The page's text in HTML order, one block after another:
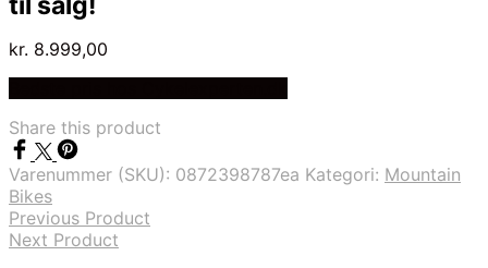
kr. 8.999,00
Share this product
Varenummer (SKU): 0872398787ea Kategori: Mountain
Bikes
Previous Product
Next Product